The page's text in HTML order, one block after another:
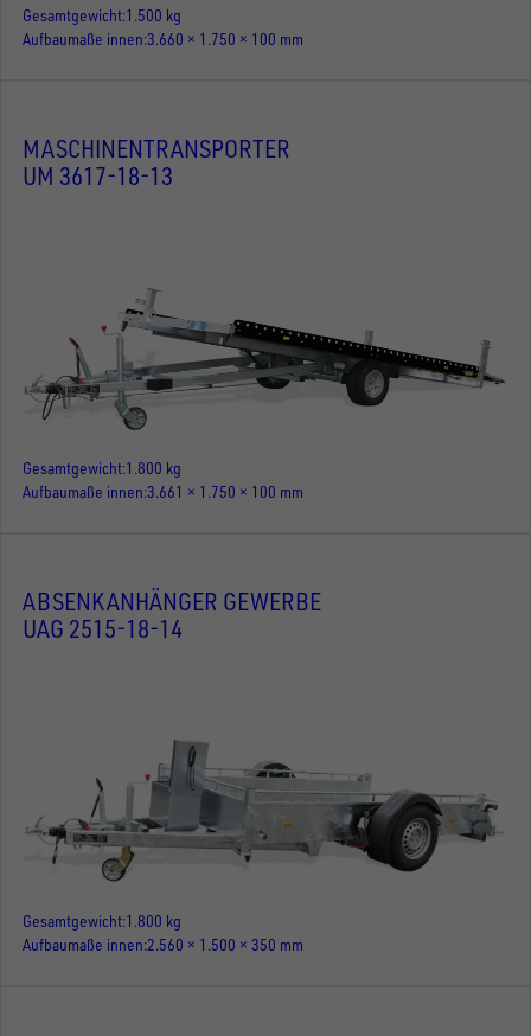
Gesamtgewicht 1.500 kg
Aufbaumaße innen 3.660 × 1.750 × 100 mm
MASCHINENTRANSPORTER
UM 3617-18-13
Gesamtgewicht 1.800 kg
Aufbaumaße innen 3.661 × 1.750 × 100 mm
ABSENKANHÄNGER GEWERBE
UAG 2515-18-14
Gesamtgewicht 1.800 kg
Aufbaumaße innen 2.560 × 1.500 × 350 mm